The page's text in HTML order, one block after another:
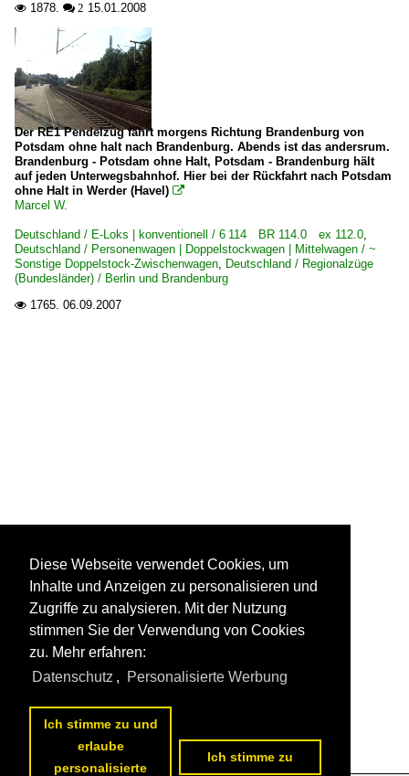
 1878.  2 15.01.2008
Der RE1 Pendelzug fährt morgens Richtung Brandenburg von
Potsdam ohne halt nach Brandenburg. Abends ist das andersrum.
Brandenburg - Potsdam ohne Halt, Potsdam - Brandenburg hält
auf jeden Unterwegsbahnhof. Hier bei der Rückfahrt nach Potsdam
ohne Halt in Werder (Havel) 
Marcel W.
Deutschland / E-Loks | konventionell / 6 114 BR 114.0 ex 112.0,
Deutschland / Personenwagen | Doppelstockwagen | Mittelwagen / ~
Sonstige Doppelstock-Zwischenwagen, Deutschland / Regionalzüge
(Bundesländer) / Berlin und Brandenburg
 1765. 06.09.2007
Diese Webseite verwendet Cookies, um
Inhalte und Anzeigen zu personalisieren und
Zugriffe zu analysieren. Mit der Nutzung
stimmen Sie der Verwendung von Cookies
zu. Mehr erfahren:
Datenschutz , Personalisierte Werbung
Ich stimme zu und
erlaube
personalisierte
Ich stimme zu